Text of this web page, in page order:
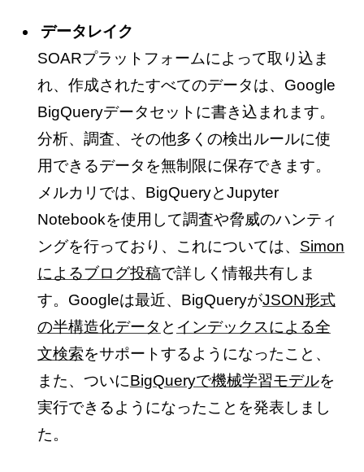
データレイク
SOARプラットフォームによって取り込ま
れ、作成されたすべてのデータは、Google
BigQueryデータセットに書き込まれます。
分析、調査、その他多くの検出ルールに使
用できるデータを無制限に保存できます。
メルカリでは、BigQueryとJupyter
Notebookを使用して調査や脅威のハンティ
ングを行っており、これについては、 Simon
によるブログ投稿で詳しく情報共有しま
す。Googleは最近、BigQueryがJSON形式
の半構造化データ と インデックスによる全
文検索をサポートするようになったこと、
また、ついにBigQueryで機械学習モデルを
実行できるようになったことを発表しまし
た。